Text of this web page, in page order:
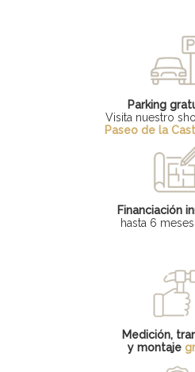
Parking
Visita nuestro
Paseo de la
Financiación
hasta 6
Medición,
y montaje